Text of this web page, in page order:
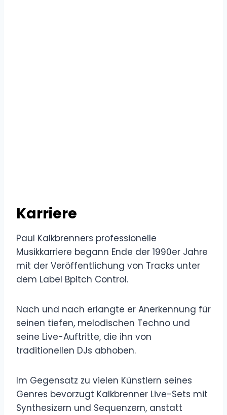
Karriere
Paul Kalkbrenners professionelle
Musikkarriere begann Ende der 1990er Jahre
mit der Veröffentlichung von Tracks unter
dem Label Bpitch Control.
Nach und nach erlangte er Anerkennung für
seinen tiefen, melodischen Techno und
seine Live-Auftritte, die ihn von
traditionellen DJs abhoben.
Im Gegensatz zu vielen Künstlern seines
Genres bevorzugt Kalkbrenner Live-Sets mit
Synthesizern und Sequenzern, anstatt